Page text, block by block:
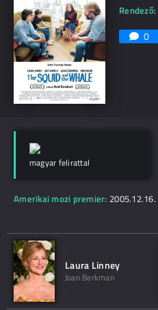
Rendező:
0
magyar felirattal
Amerikai mozi premier: 2005.12.16.
Laura Linney
Joan Berkman